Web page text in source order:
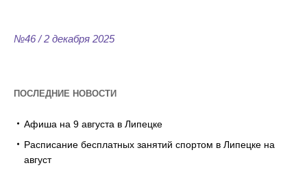
№46 / 2 декабря 2025
ПОСЛЕДНИЕ НОВОСТИ
Афиша на 9 августа в Липецке
Расписание бесплатных занятий спортом в Липецке на
август